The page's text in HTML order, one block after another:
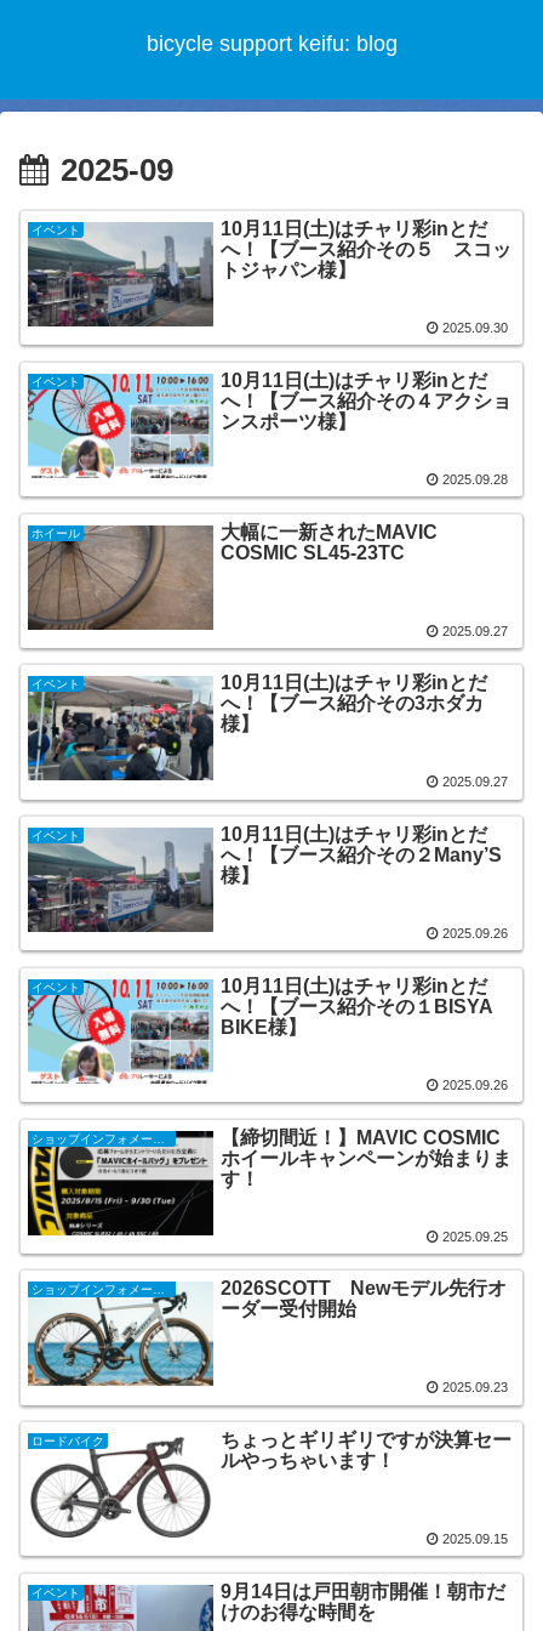
bicycle support keifu: blog
2025-09
イベント
10月11日(土)はチャリ彩inとだ
へ！【ブース紹介その５ スコッ
トジャパン様】
2025.09.30
イベント
10月11日(土)はチャリ彩inとだ
へ！【ブース紹介その４アクショ
ンスポーツ様】
2025.09.28
ホイール
大幅に一新されたMAVIC
COSMIC SL45-23TC
2025.09.27
イベント
10月11日(土)はチャリ彩inとだ
へ！【ブース紹介その3ホダカ
様】
2025.09.27
イベント
10月11日(土)はチャリ彩inとだ
へ！【ブース紹介その２Many’S
様】
2025.09.26
イベント
10月11日(土)はチャリ彩inとだ
へ！【ブース紹介その１BISYA
BIKE様】
2025.09.26
【締切間近！】MAVIC COSMIC
ホイールキャンペーンが始まりま
す！
2025.09.25
ショップインフォメーション
2026SCOTT Newモデル先行オ
ーダー受付開始
2025.09.23
ロードバイク
ちょっとギリギリですが決算セー
ルやっちゃいます！
2025.09.15
イベント
9月14日は戸田朝市開催！朝市だ
けのお得な時間を